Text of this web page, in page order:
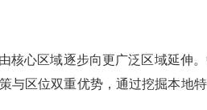
核心区域逐步向更广泛区域延伸
区位双重优势，通过挖掘本地